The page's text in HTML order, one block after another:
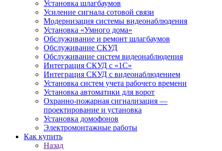
Установка шлагбаумов
Усиление сигнала сотовой связи
Модернизация системы видеонаблюдения
Установка «Умного дома»
Обслуживание и ремонт шлагбаумов
Обслуживание СКУД
Обслуживание систем видеонаблюдения
Интеграция СКУД с «1С»
Интеграция СКУД с видеонаблюдением
Установка систем учета рабочего времени
Установка автоматики для ворот
Охранно-пожарная сигнализация —
проектирование и установка
Установка домофонов
Электромонтажные работы
Как купить
Назад